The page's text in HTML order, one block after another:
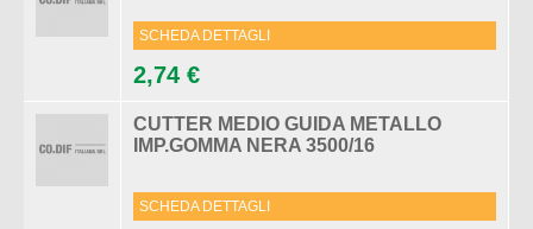
SCHEDA DETTAGLI
2,74 €
CUTTER MEDIO GUIDA METALLO
IMP.GOMMA NERA 3500/16
SCHEDA DETTAGLI